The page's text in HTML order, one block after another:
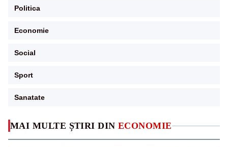
MAI MULTE ȘTIRI DIN ECONOMIE
Politica
Economie
Social
Sport
Sanatate